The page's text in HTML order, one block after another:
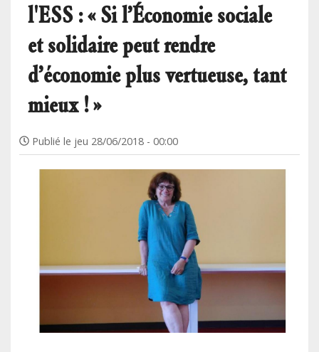
l'ESS : « Si l’Économie sociale
et solidaire peut rendre
d’économie plus vertueuse, tant
mieux ! »
Publié le jeu 28/06/2018 - 00:00